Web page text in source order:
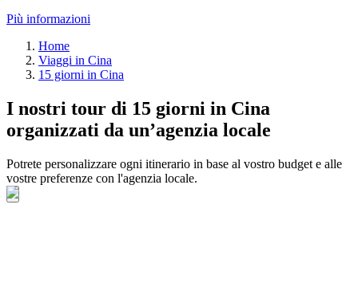
Più informazioni
Home
Viaggi in Cina
15 giorni in Cina
I nostri tour di 15 giorni in Cina
organizzati da un’agenzia locale
Potrete personalizzare ogni itinerario in base al vostro budget e alle
vostre preferenze con l'agenzia locale.